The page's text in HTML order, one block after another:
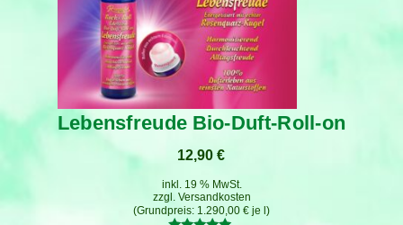
Lebensfreude Bio-Duft-Roll-on
12,90€
1.290,00 €je
inkl. 19 % MwSt.
zzgl. Versandkosten